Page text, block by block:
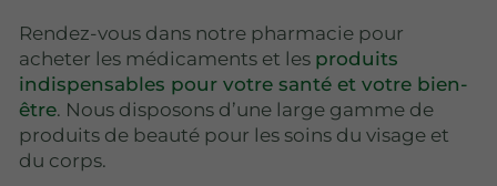
Rendez-vous dans notre pharmacie pour
acheter les médicaments et les produits
indispensables pour votre santé et votre bien-
être. Nous disposons d’une large gamme de
produits de beauté pour les soins du visage et
du corps.